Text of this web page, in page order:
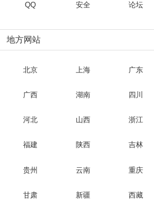
QQ 安全 论坛
地方网站
北京 上海 广东
广西 湖南 四川
河北 山西 浙江
福建 陕西 吉林
贵州 云南 重庆
甘肃 新疆 西藏